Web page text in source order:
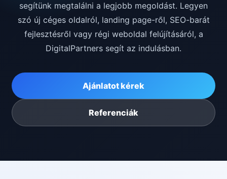
segítünk megtalálni a legjobb megoldást. Legyen
szó új céges oldalról, landing page-ről, SEO-barát
fejlesztésről vagy régi weboldal felújításáról, a
DigitalPartners segít az indulásban.
Ajánlatot kérek
Referenciák